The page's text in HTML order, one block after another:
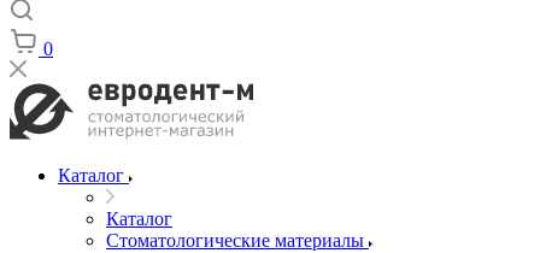
0
Каталог
Каталог
Стоматологические материалы